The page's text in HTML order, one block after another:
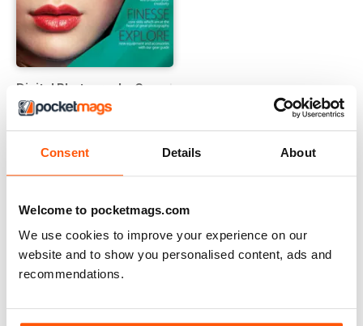
Consent Details About
Welcome to pocketmags.com
We use cookies to improve your experience on our
website and to show you personalised content, ads and
recommendations.
Digital Photography Complete Guide
Buy for€5,99